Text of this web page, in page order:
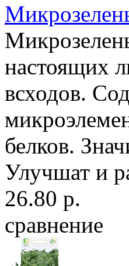
настоящих
всходов.
белков.
Улучшат и
26.80 р.
сравнение